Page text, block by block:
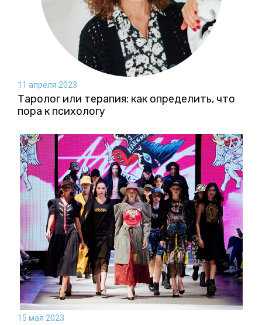
11 апреля 2023
Таролог или терапия: как определить, что
пора к психологу
15 мая 2023